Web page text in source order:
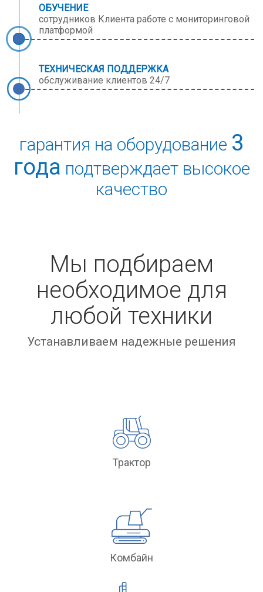
ОБУЧЕНИЕ
сотрудников Клиента работе с мониторинговой
платформой
ТЕХНИЧЕСКАЯ ПОДДЕРЖКА
обслуживание клиентов 24/7
гарантия на оборудование 3
года подтверждает высокое
качество
Мы подбираем
необходимое для
любой техники
Устанавливаем надежные решения
Трактор
Комбайн